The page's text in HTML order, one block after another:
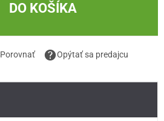
DO KOŠÍKA
Porovnať Opýtať sa predajcu